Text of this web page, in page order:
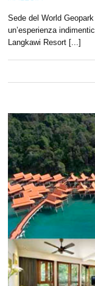
Sede del World
un’esperienza
Langkawi Resort [...]